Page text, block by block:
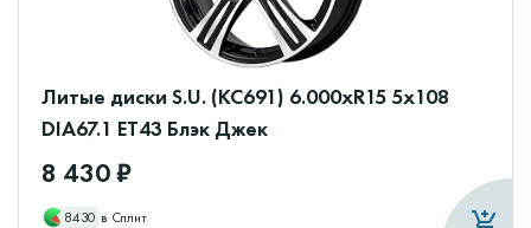
Литые диски S.U. (КС691) 6.000xR15 5x108
DIA67.1 ET43 Блэк Джек
8 430 ₽
8430 в Сплит